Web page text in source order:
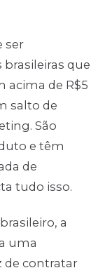
ser
que
acima de R$5
salto de
São
e têm
de
tudo isso.
a
uma
de contratar